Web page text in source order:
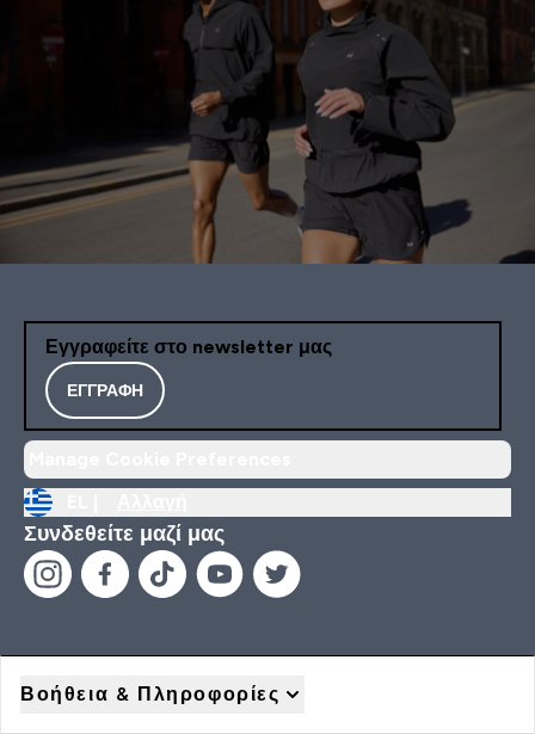
Εγγραφείτε στο newsletter μας
ΕΓΓΡΑΦΉ
Συνδεθείτε μαζί μας
Βοήθεια & Πληροφορίες